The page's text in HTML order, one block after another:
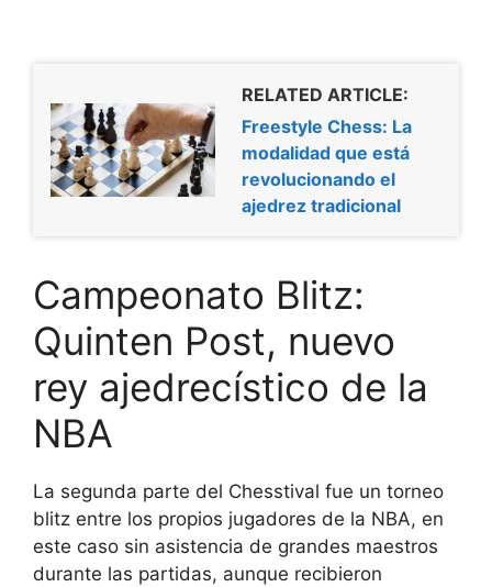
RELATED ARTICLE:
Freestyle Chess: La
modalidad que está
revolucionando el
ajedrez tradicional
Campeonato Blitz:
Quinten Post, nuevo
rey ajedrecístico de la
NBA
La segunda parte del Chesstival fue un torneo
blitz entre los propios jugadores de la NBA, en
este caso sin asistencia de grandes maestros
durante las partidas, aunque recibieron